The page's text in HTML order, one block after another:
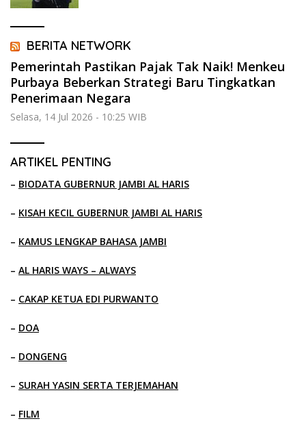
BERITA NETWORK
Pemerintah Pastikan Pajak Tak Naik! Menkeu
Purbaya Beberkan Strategi Baru Tingkatkan
Penerimaan Negara
Selasa, 14 Jul 2026 - 10:25 WIB
ARTIKEL PENTING
– BIODATA GUBERNUR JAMBI AL HARIS
– KISAH KECIL GUBERNUR JAMBI AL HARIS
– KAMUS LENGKAP BAHASA JAMBI
– AL HARIS WAYS – ALWAYS
– CAKAP KETUA EDI PURWANTO
– DOA
– DONGENG
– SURAH YASIN SERTA TERJEMAHAN
– FILM